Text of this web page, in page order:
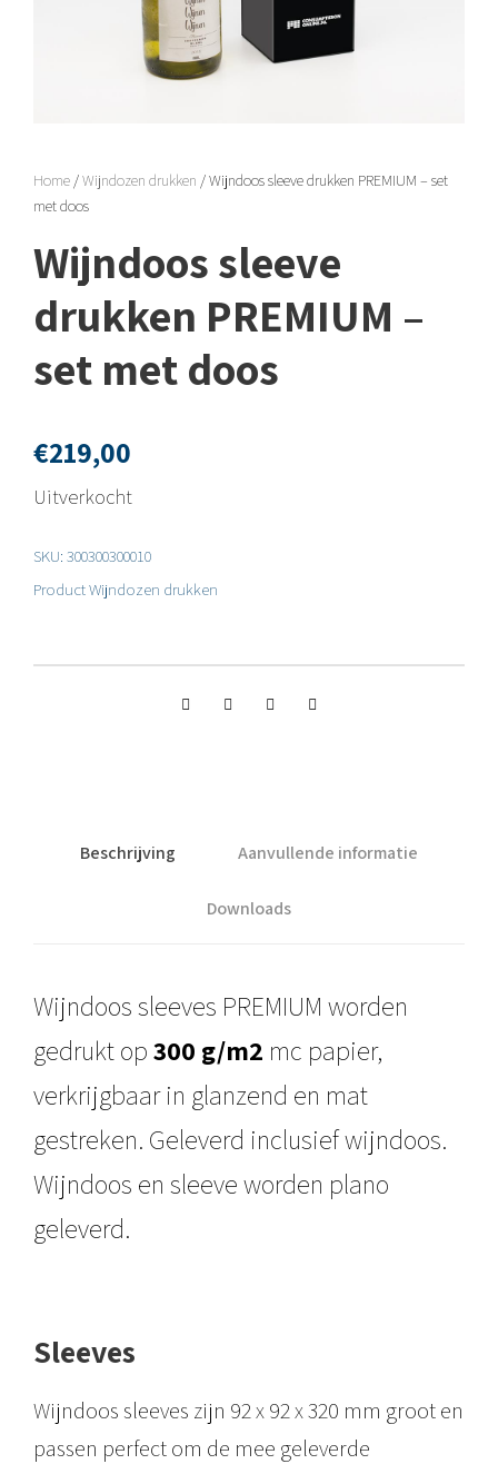
Home /Wijndozen drukken / Wijndoos sleeve drukken PREMIUM – set
met doos
Wijndoos sleeve
drukken PREMIUM –
set met doos
€219,00
Uitverkocht
SKU: 300300300010
ProductWijndozen drukken
Beschrijving Aanvullende informatie
Downloads
Wijndoos sleeves PREMIUM worden
gedrukt op300 g/m2 mc papier,
verkrijgbaar in glanzend en mat
gestreken. Geleverd inclusief wijndoos.
Wijndoos en sleeve worden plano
geleverd.
Sleeves
Wijndoos sleeves zijn 92 x 92 x 320 mm groot en
passen perfect om de mee geleverde